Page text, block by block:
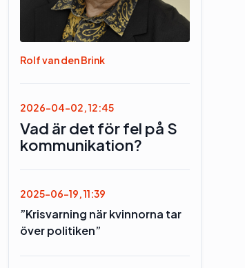
Rolf van den Brink
2026-04-02, 12:45
Vad är det för fel på S
kommunikation?
2025-06-19, 11:39
”Krisvarning när kvinnorna tar
över politiken”